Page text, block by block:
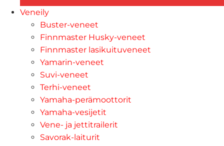
Veneily
Buster-veneet
Finnmaster Husky-veneet
Finnmaster lasikuituveneet
Yamarin-veneet
Suvi-veneet
Terhi-veneet
Yamaha-perämoottorit
Yamaha-vesijetit
Vene- ja jettitrailerit
Savorak-laiturit